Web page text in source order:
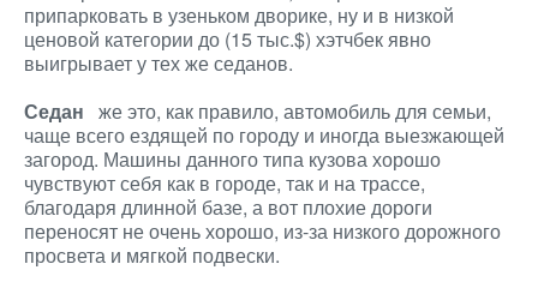
припарковать в узеньком дворике, ну и в низкой
ценовой категории до (15 тыс.$) хэтчбек явно
выигрывает у тех же седанов.
Седан же это, как правило, автомобиль для семьи,
чаще всего ездящей по городу и иногда выезжающей
загород. Машины данного типа кузова хорошо
чувствуют себя как в городе, так и на трассе,
благодаря длинной базе, а вот плохие дороги
переносят не очень хорошо, из-за низкого дорожного
просвета и мягкой подвески.